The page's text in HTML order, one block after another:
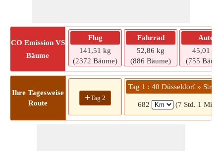
CO Emission VS
Bäume
Flug
141,51 kg
(2372 Bäume)
Fahrrad
52,86 kg
(886 Bäume)
Auto
45,01 kg
(755
Ihre Tagesweise
Route
+Tag 2
Tag 1 : 40 Düsseldorf »
682 (7 Std. 1 Min.)